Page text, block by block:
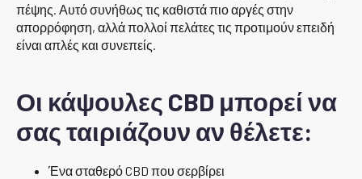
πέψης. Αυτό συνήθως τις καθιστά πιο αργές στην
απορρόφηση, αλλά πολλοί πελάτες τις προτιμούν επειδή
είναι απλές και συνεπείς.
Οι κάψουλες CBD μπορεί να
σας ταιριάζουν αν θέλετε:
Ένα σταθερό CBD που σερβίρει